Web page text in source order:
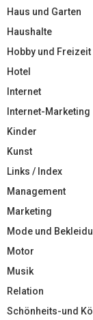
Haus und Garten
Haushalte
Hobby und Freizeit
Hotel
Internet
Internet-Marketing
Kinder
Kunst
Links / Index
Management
Marketing
Mode und
Motor
Musik
Relation
Schönheits-und